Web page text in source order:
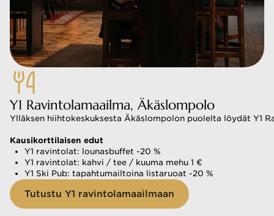
Y1 Ravintolamaailma, Äkäslompolo
Ylläksen hiihtokeskuksesta Äkäslompolon puolelta löydät Y1
Kausikorttilaisen edut
Y1 ravintolat: lounasbuffet -20 %
Y1 ravintolat: kahvi / tee / kuuma mehu 1 €
Y1 Ski Pub: tapahtumailtoina listaruoat -20 %
Tutustu Y1 ravintolamaailmaan